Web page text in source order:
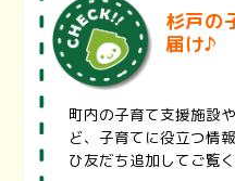
埼玉県医療機能情報提供シ
itama.lg.jp/
診療科目、診療曜日・時間
薬局を検索することが出来
きる治療内容などの項目で
埼玉県耳鼻咽喉科休日救急
tama.lg.jp/a0703/
埼玉県では、救急医療のう
杉戸の
届け♪
町内の子育て支援施設
ど、子育てに役立つ情
ひ友だち追加してご覧